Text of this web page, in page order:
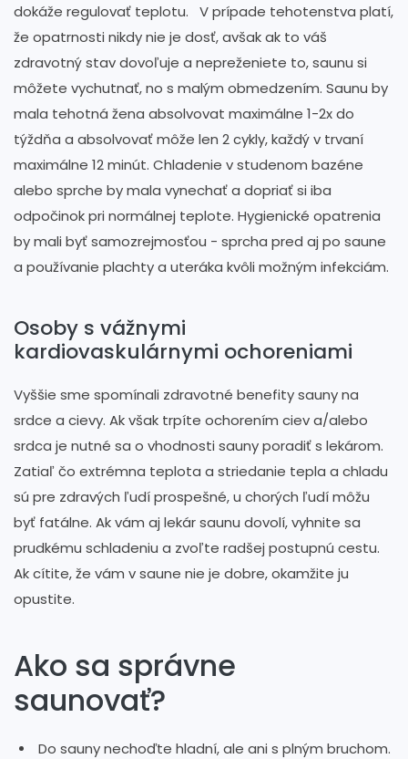
dokáže regulovať teplotu. V prípade tehotenstva platí,
že opatrnosti nikdy nie je dosť, avšak ak to váš
zdravotný stav dovoľuje a nepreženiete to, saunu si
môžete vychutnať, no s malým obmedzením. Saunu by
mala tehotná žena absolvovat maximálne 1-2x do
týždňa a absolvovať môže len 2 cykly, každý v trvaní
maximálne 12 minút. Chladenie v studenom bazéne
alebo sprche by mala vynechať a dopriať si iba
odpočinok pri normálnej teplote. Hygienické opatrenia
by mali byť samozrejmosťou - sprcha pred aj po saune
a používanie plachty a uteráka kvôli možným infekciám.
Osoby s vážnymi
kardiovaskulárnymi ochoreniami
Vyššie sme spomínali zdravotné benefity sauny na
srdce a cievy. Ak však trpíte ochorením ciev a/alebo
srdca je nutné sa o vhodnosti sauny poradiť s lekárom.
Zatiaľ čo extrémna teplota a striedanie tepla a chladu
sú pre zdravých ľudí prospešné, u chorých ľudí môžu
byť fatálne. Ak vám aj lekár saunu dovolí, vyhnite sa
prudkému schladeniu a zvoľte radšej postupnú cestu.
Ak cítite, že vám v saune nie je dobre, okamžite ju
opustite.
Ako sa správne
saunovať?
Do sauny nechoďte hladní, ale ani s plným bruchom.